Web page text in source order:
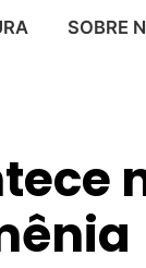
SOBRE